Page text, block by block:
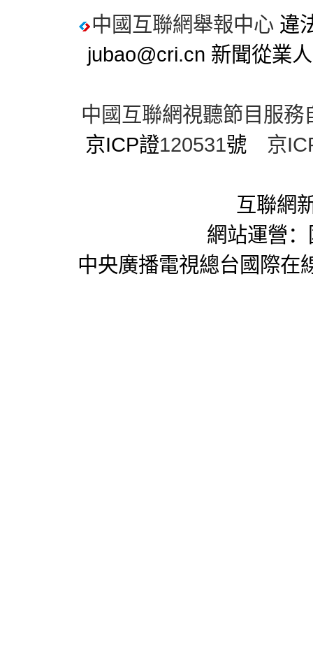
中國互聯網舉報中心 違
jubao@cri.cn 新聞從業
中國互聯網視聽節目服務
京ICP證120531號 京
互聯網
網站運營
中央廣播電視總台國際在